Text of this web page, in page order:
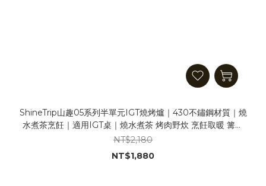
ShineTrip山趣05系列半單元IGT燒烤爐｜430不鏽鋼材質｜燒
水煮茶烹飪｜適用IGT桌｜燒水煮茶 烤肉野炊 烹飪取暖 篝火
焚火爐 0.5單元二次燃燒爐
NT$2,180
NT$1,880